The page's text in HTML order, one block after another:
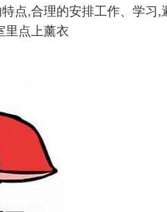
点,合理的安排工作、学
里点上薰衣